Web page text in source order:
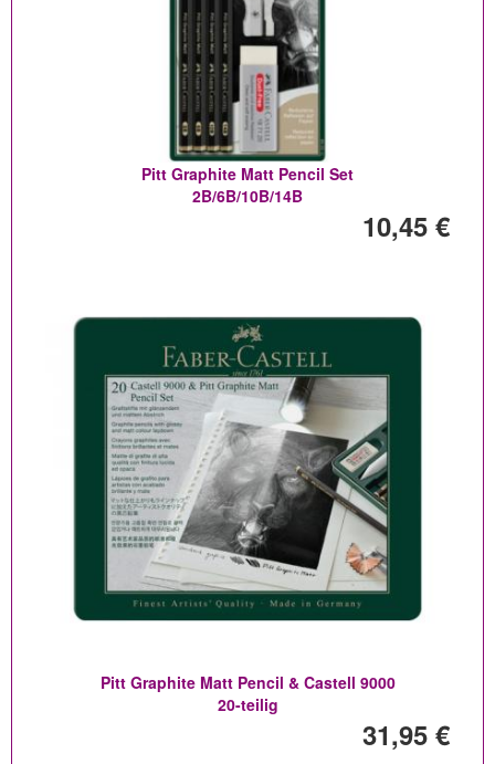
Pitt Graphite Matt Pencil Set
2B/6B/10B/14B
10,45 €
Pitt Graphite Matt Pencil & Castell 9000
20-teilig
31,95 €